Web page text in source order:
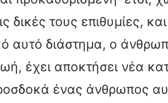
δικές τους επιθυμίες,
αυτό διάστημα, ο
έχει αποκτήσει νέα
ένας άνθρωπος